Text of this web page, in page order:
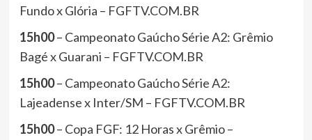
Fundo x Glória – FGFTV.COM.BR
15h00– Campeonato Gaúcho Série A2: Grêmio
Bagé x Guarani – FGFTV.COM.BR
15h00– Campeonato Gaúcho Série A2:
Lajeadense x Inter/SM – FGFTV.COM.BR
15h00– Copa FGF: 12 Horas x Grêmio –